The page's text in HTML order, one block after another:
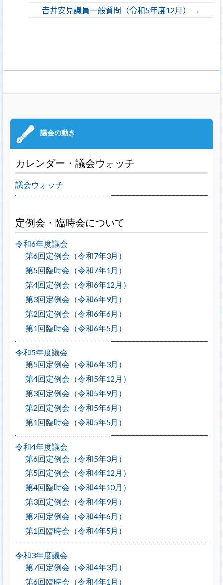
𠮷井安見議員一般質問（令和5年度12月） →
カレンダー・議会ウォッチ
議会ウォッチ
定例会・臨時会について
令和6年度議会
第6回定例会（令和7年3月）
第5回臨時会（令和7年1月）
第4回定例会（令和6年12月）
第3回定例会（令和6年9月）
第2回定例会（令和6年6月）
第1回臨時会（令和6年5月）
令和5年度議会
第5回定例会（令和6年3月）
第4回定例会（令和5年12月）
第3回定例会（令和5年9月）
第2回定例会（令和5年6月）
第1回臨時会（令和5年5月）
令和4年度議会
第6回定例会（令和5年3月）
第5回定例会（令和4年12月）
第4回臨時会（令和4年10月）
第3回定例会（令和4年9月）
第2回定例会（令和4年6月）
第1回臨時会（令和4年5月）
令和3年度議会
第7回定例会（令和4年3月）
第6回臨時会（令和4年1月）